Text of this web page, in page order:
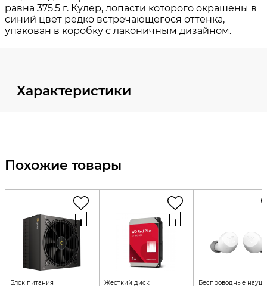
Характеристики
Похожие товары
Блок питания
Жесткий диск
Беспроводные